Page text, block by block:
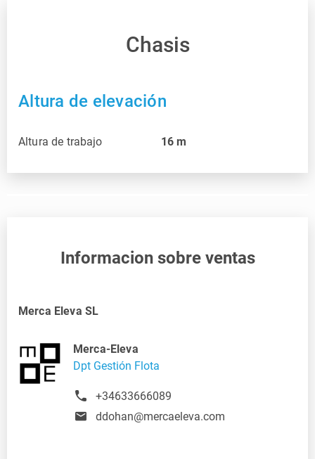
Chasis
Altura de elevación
Altura de trabajo 16 m
Informacion sobre ventas
Merca Eleva SL
Merca-Eleva
Dpt Gestión Flota
+34633666089
ddohan@mercaeleva.com